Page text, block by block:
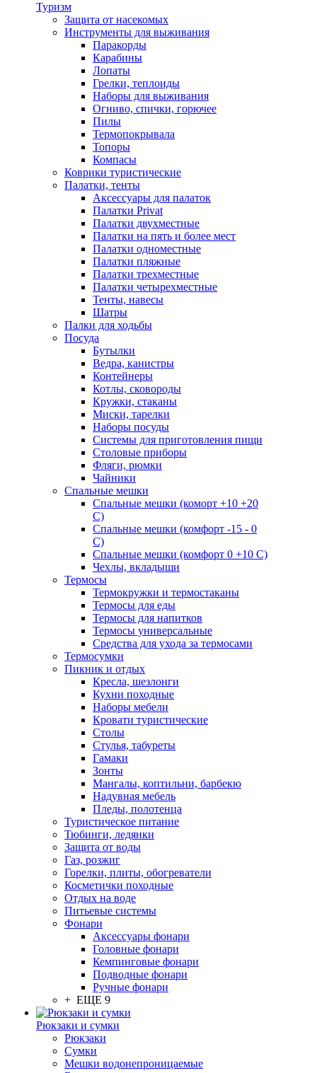
Туризм
Защита от насекомых
Инструменты для выживания
Паракорды
Карабины
Лопаты
Грелки, теплоиды
Наборы для выживания
Огниво, спички, горючее
Пилы
Термопокрывала
Топоры
Компасы
Коврики туристические
Палатки, тенты
Аксессуары для палаток
Палатки Privat
Палатки двухместные
Палатки на пять и более мест
Палатки одноместные
Палатки пляжные
Палатки трехместные
Палатки четырехместные
Тенты, навесы
Шатры
Палки для ходьбы
Посуда
Бутылки
Ведра, канистры
Контейнеры
Котлы, сковороды
Кружки, стаканы
Миски, тарелки
Наборы посуды
Системы для приготовления пищи
Столовые приборы
Фляги, рюмки
Чайники
Спальные мешки
Спальные мешки (коморт +10 +20
С)
Спальные мешки (комфорт -15 - 0
С)
Спальные мешки (комфорт 0 +10 С)
Чехлы, вкладыши
Термосы
Термокружки и термостаканы
Термосы для еды
Термосы для напитков
Термосы универсальные
Средства для ухода за термосами
Термосумки
Пикник и отдых
Кресла, шезлонги
Кухни походные
Наборы мебели
Кровати туристические
Столы
Стулья, табуреты
Гамаки
Зонты
Мангалы, коптильни, барбекю
Надувная мебель
Пледы, полотенца
Туристическое питание
Тюбинги, ледянки
Защита от воды
Газ, розжиг
Горелки, плиты, обогреватели
Косметички походные
Отдых на воде
Питьевые системы
Фонари
Аксессуары фонари
Головные фонари
Кемпинговые фонари
Подводные фонари
Ручные фонари
+ ЕЩЕ 9
Рюкзаки и сумки
Рюкзаки
Сумки
Мешки водонепроницаемые